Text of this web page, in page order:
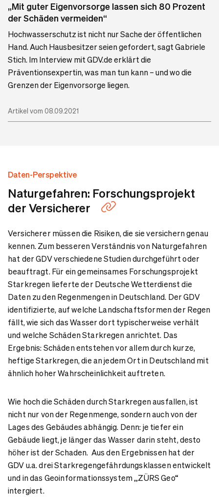
„Mit guter Eigenvorsorge lassen sich 80 Prozent
der Schäden vermeiden“
Hochwasserschutz ist nicht nur Sache der öffentlichen
Hand. Auch Hausbesitzer seien gefordert, sagt Gabriele
Stich. Im Interview mit GDV.de erklärt die
Präventionsexpertin, was man tun kann – und wo die
Grenzen der Eigenvorsorge liegen.
Artikel vom 08.09.2021
Daten-Perspektive
Naturgefahren: Forschungsprojekt
der Versicherer
Versicherer müssen die Risiken, die sie versichern genau
kennen. Zum besseren Verständnis von Naturgefahren
hat der GDV verschiedene Studien durchgeführt oder
beauftragt. Für ein gemeinsames Forschungsprojekt
Starkregen lieferte der Deutsche Wetterdienst die
Daten zu den Regenmengen in Deutschland. Der GDV
identifizierte, auf welche Landschaftsformen der Regen
fällt, wie sich das Wasser dort typischerweise verhält
und welche Schäden Starkregen anrichtet. Das
Ergebnis: Schäden entstehen vor allem durch kurze,
heftige Starkregen, die an jedem Ort in Deutschland mit
ähnlich hoher Wahrscheinlichkeit auftreten.
Wie hoch die Schäden durch Starkregen ausfallen, ist
nicht nur von der Regenmenge, sondern auch von der
Lages des Gebäudes abhängig. Denn: je tiefer ein
Gebäude liegt, je länger das Wasser darin steht, desto
höher ist der Schaden. Aus den Ergebnissen hat der
GDV u.a. drei Starkregengefährdungsklassen entwickelt
und in das Geoinformationssystem „ZÜRS Geo“
intergiert.